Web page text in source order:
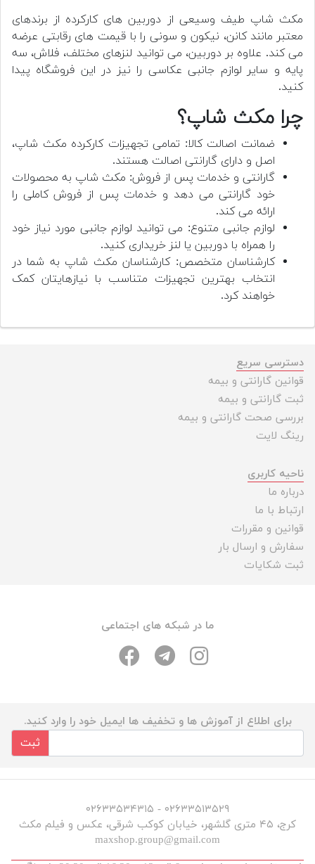
مکث شاپ طیف وسیعی از دوربین های کارکرده از برندهای
معتبر مانند کانن، نیکون و سونی را با قیمت های رقابتی عرضه
می کند. علاوه بر دوربین، می توانید لنزهای مختلف، فلاش، سه
پایه و سایر لوازم جانبی عکاسی را نیز در این فروشگاه پیدا
کنید.
چرا مکث شاپ؟
ضمانت اصالت کالا: تمامی تجهیزات کارکرده مکث شاپ،
اصل و دارای گارانتی اصالت هستند.
گارانتی و خدمات پس از فروش: مکث شاپ به محصولات
خود گارانتی می دهد و خدمات پس از فروش کاملی را
ارائه می کند.
لوازم جانبی متنوع: می توانید لوازم جانبی مورد نیاز خود
را همراه با دوربین یا لنز خریداری کنید.
کارشناسان متخصص: کارشناسان مکث شاپ به شما در
انتخاب بهترین تجهیزات متناسب با نیازهایتان کمک
خواهند کرد.
دسترسی سریع
قوانین گارانتی و بیمه
ثبت گارانتی و بیمه
بررسی صحت گارانتی و بیمه
رینگ لایت
ناحیه کاربری
درباره ما
ارتباط با ما
قوانین و مقررات
سفارش و ارسال بار
ثبت شکایات
ما در شبکه های اجتماعی
برای اطلاع از آموزش ها و تخفیف ها ایمیل خود را وارد کنید.
ثبت
۰۲۶۳۳۵۱۳۵۲۹ - ۰۲۶۳۳۵۳۴۳۱۵
کرج، ۴۵ متری گلشهر، خیابان کوکب شرقی، عکس و فیلم مکث
maxshop.group@gmail.com